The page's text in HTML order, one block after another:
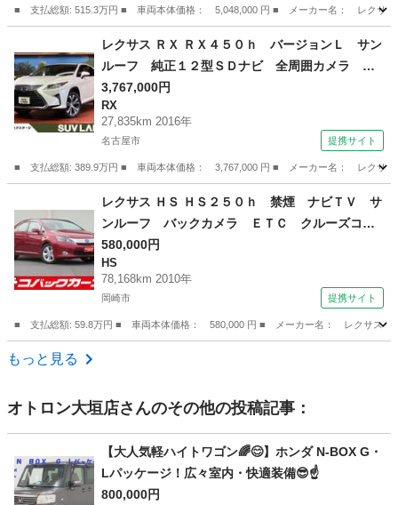
■ 支払総額: 515.3万円 ■ 車両本体価格： 5,048,000 円 ■ メーカー名： レクサ
レクサス
レクサス ＲＸ ＲＸ４５０ｈ バージョンＬ サン
ルーフ 純正１２型ＳＤナビ 全周囲カメラ １
００Ｖ電源 衝突被害軽減システム レーダーク
ルーズ 禁煙車 電動リアゲート レザーシー
ト 全席シートヒーター シートエアコン ドラ
3,767,000円
RX
27,835km 2016年
名古屋市 提携サイト
■ 支払総額: 389.9万円 ■ 車両本体価格： 3,767,000 円 ■ メーカー名： レク
RX
レクサス ＨＳ ＨＳ２５０ｈ 禁煙 ナビＴＶ サ
ンルーフ バックカメラ ＥＴＣ クルーズコン
トロール スマートキー ＤＶＤ再生 イモビラ
イザー 後席送風機 （検9.8）
580,000円
HS
78,168km 2010年
岡崎市 提携サイト
■ 支払総額: 59.8万円 ■ 車両本体価格： 580,000 円 ■ メーカー名： レクサ
愛知 岡崎市
もっと見る
オトロン大垣店さんのその他の投稿記事：
【大人気軽ハイトワゴン🌈😊】ホンダ N-BOX G・
Lパッケージ！広々室内・快適装備😎☝️
800,000円